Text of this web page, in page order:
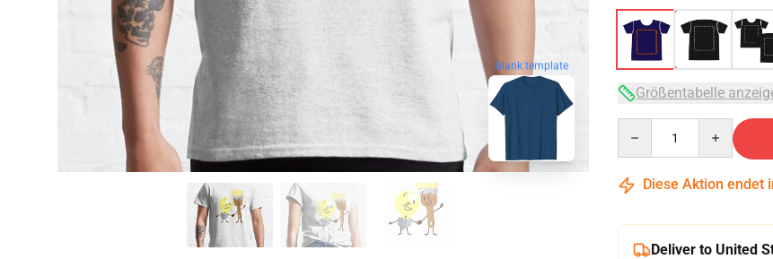
blank template
Größentabelle
Diese Aktion endet
Deliver to United